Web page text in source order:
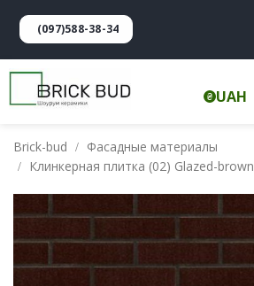
(097)588-38-34
UAH
Brick-bud
Фасадные материалы
Клинкерная плитка (02) Glazed-brown